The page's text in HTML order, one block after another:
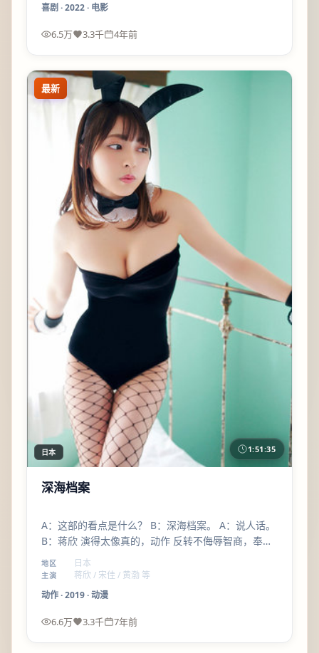
喜剧 ·2022· 电影
6.5万 3.3千 4年前
最新
日本 1:51:35
深海档案
A：这部的看点是什么？ B：深海档案。 A：说人话。
B：蒋欣 演得太像真的，动作 反转不侮辱智商，奉俊
昊 会拍群像。
地区 日本
主演
蒋欣 / 宋佳 / 黄渤 等
动作·2019·动漫
6.6万 3.3千 7年前